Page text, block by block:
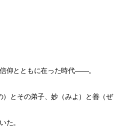
仰とともに在った時代――。
とその弟子、妙（みよ）と善（ぜ
た。